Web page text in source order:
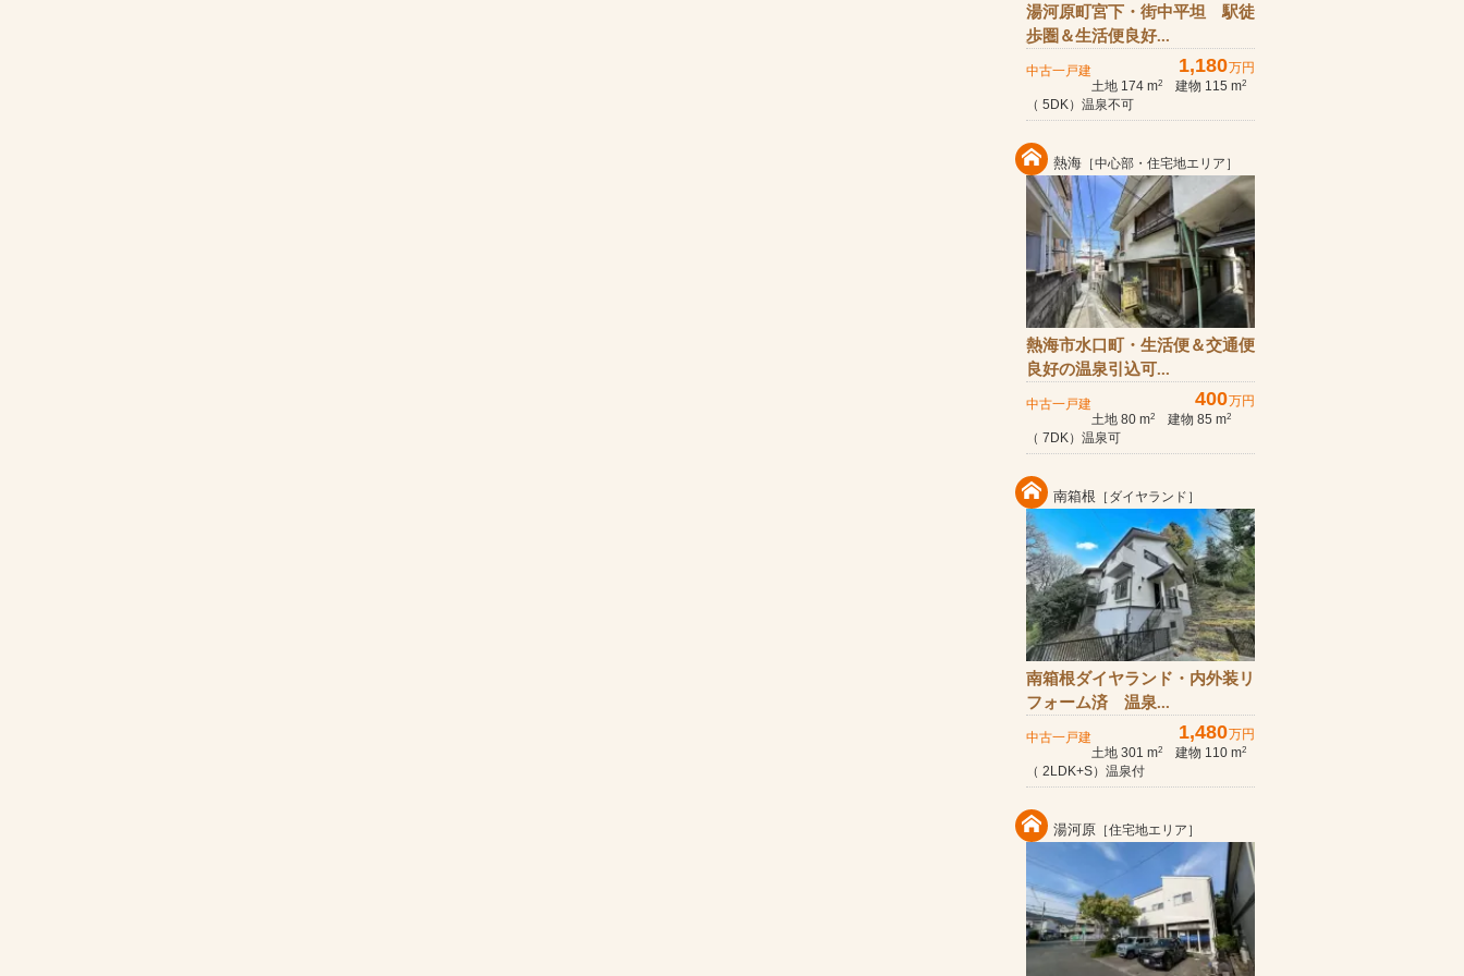
湯河原町宮下・街中平坦 駅徒
歩圏＆生活便良好...
中古一戸建 1,180万円
土地 174 m2 建物 115 m2
（ 5DK）温泉不可
熱海 ［中心部・住宅地エリア］
熱海市水口町・生活便＆交通便
良好の温泉引込可...
中古一戸建 400万円
土地 80 m2 建物 85 m2
（ 7DK）温泉可
南箱根 ［ダイヤランド］
南箱根ダイヤランド・内外装リ
フォーム済 温泉...
中古一戸建 1,480万円
土地 301 m2 建物 110 m2
（ 2LDK+S）温泉付
湯河原 ［住宅地エリア］